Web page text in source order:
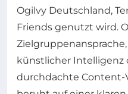
Ogilvy Deutschland,
Friends genutzt wird.
künstlicher Intelligenz
durchdachte Content-